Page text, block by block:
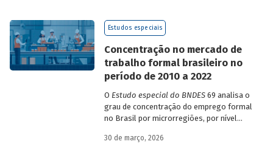
mundiais para o ano em curso e para dois
Estudos especiais
Concentração no mercado de
trabalho formal brasileiro no
período de 2010 a 2022
O Estudo especial do BNDES69 analisa o
grau de concentração do emprego formal
no Brasil por microrregiões, por nível
setores, entre 2010 e 2022.
30 de março, 2026